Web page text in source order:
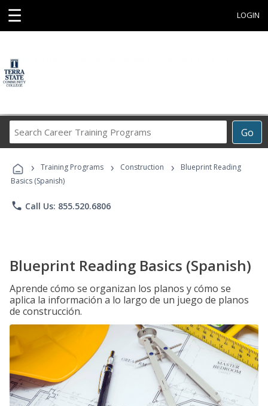
☰ LOGIN
Go
Career
Programs
› Training Programs › Construction ›
Blueprint Reading
Basics (Spanish)
phone Call Us: 855.520.6806
Blueprint Reading Basics (Spanish)
Aprende cómo se organizan los planos y cómo se
aplica la información a lo largo de un juego de planos
de construcción.